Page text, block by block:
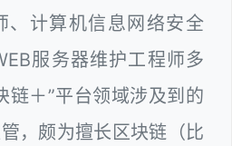
、计算机信息网络安全
服务器维护工程师多
链＋”平台领域涉及到的
，颇为擅长区块链（比